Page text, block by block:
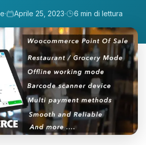
· Aprile 25, 2023· 6 min di lettura